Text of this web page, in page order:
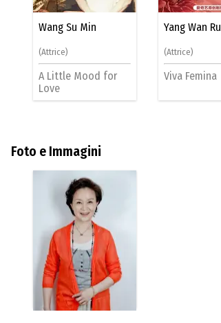
Wang Su Min
(Attrice)
A Little Mood for
Love
Yang Wan Ru
(Attrice)
Viva Femina
Foto e Immagini